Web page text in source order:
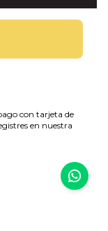
con tarjeta de
en nuestra